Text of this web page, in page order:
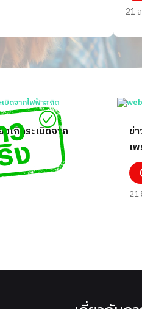
21
เกิดระเบิดจาก
ข่
เ
21